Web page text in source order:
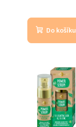
Do košíku